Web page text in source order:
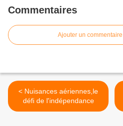
Commentaires
Ajouter un commentaire
< Nuisances aériennes,le
défi de l'indépendance